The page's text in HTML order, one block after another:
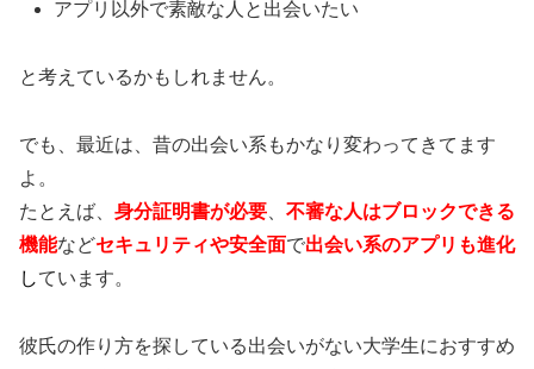
アプリ以外で素敵な人と出会いたい
と考えているかもしれません。
でも、最近は、昔の出会い系もかなり変わってきてます
よ。
たとえば、 身分証明書が必要
不審な人はブロックできる
機能などセキュリティや安全面で出会い系のアプリも進化
しています。
彼氏の作り方を探している出会いがない大学生におすすめ